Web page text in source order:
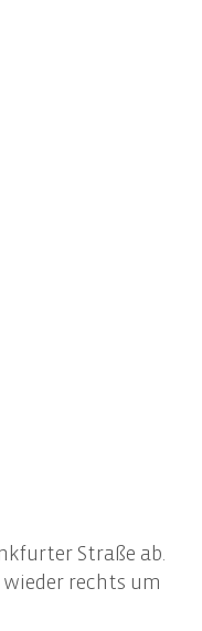
Straße ab.
rechts um